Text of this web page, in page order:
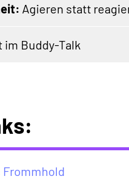
Agieren statt
im Buddy-Talk